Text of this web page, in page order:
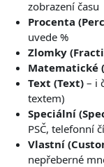
zobrazení času
Procenta
uvede %
Zlomky
Matematické
Text (Text) – i
textem)
Speciální
PSČ, telefonní
Vlastní
nepřeberné